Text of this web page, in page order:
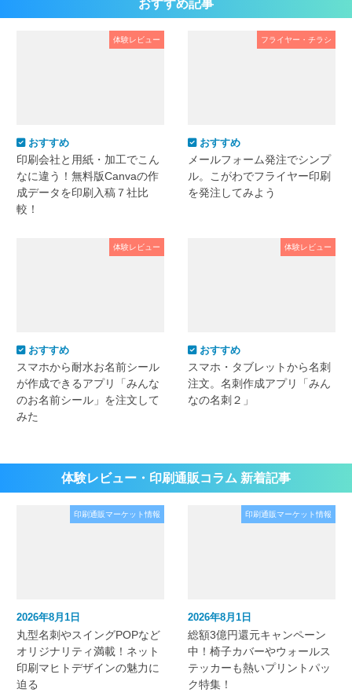
おすすめ記事
体験レビュー
おすすめ
印刷会社と用紙・加工でこん
なに違う！無料版Canvaの作
成データを印刷入稿７社比
較！
フライヤー・チラシ
おすすめ
メールフォーム発注でシンプ
ル。こがわでフライヤー印刷
を発注してみよう
体験レビュー
おすすめ
スマホから耐水お名前シール
が作成できるアプリ「みんな
のお名前シール」を注文して
みた
体験レビュー
おすすめ
スマホ・タブレットから名刺
注文。名刺作成アプリ「みん
なの名刺２」
体験レビュー・印刷通販コラム 新着記事
印刷通販マーケット情報
2026年8月1日
丸型名刺やスイングPOPなど
オリジナリティ満載！ネット
印刷マヒトデザインの魅力に
迫る
印刷通販マーケット情報
2026年8月1日
総額3億円還元キャンペーン
中！椅子カバーやウォールス
テッカーも熱いプリントパッ
ク特集！